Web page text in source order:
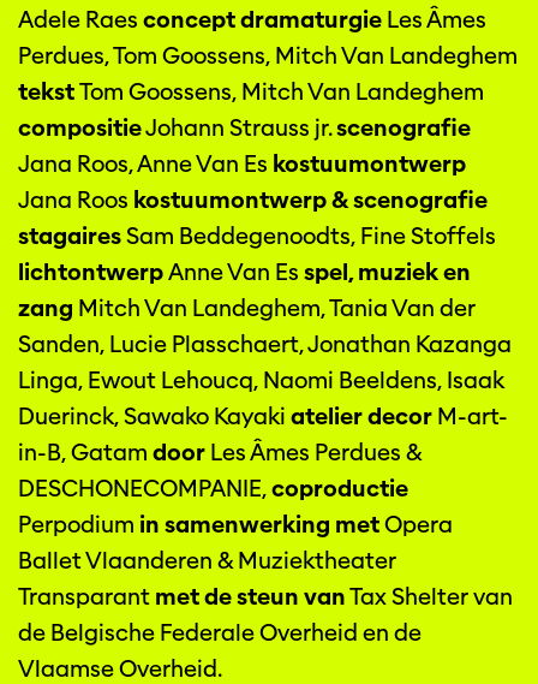
Adele Raes concept dramaturgie Les Âmes
Perdues, Tom Goossens, Mitch Van Landeghem
tekstTom Goossens, Mitch Van Landeghem
compositieJohann Strauss jr.scenografie
Jana Roos, Anne Van Es kostuumontwerp
Jana Roos kostuumontwerp & scenografie
stagairesSam Beddegenoodts, Fine Stoffels
lichtontwerpAnne Van Es spel, muziek en
zang Mitch Van Landeghem, Tania Van der
Sanden, Lucie Plasschaert, Jonathan Kazanga
Linga, Ewout Lehoucq, Naomi Beeldens, Isaak
Duerinck, Sawako Kayaki atelier decor M-art-
in-B, Gatam door Les Âmes Perdues &
DESCHONECOMPANIE,coproductie
Perpodium in samenwerking metOpera
Ballet Vlaanderen & Muziektheater
Transparant met de steun vanTax Shelter van
de Belgische Federale Overheid en de
Vlaamse Overheid.